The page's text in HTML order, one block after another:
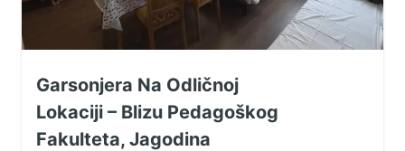
Garsonjera Na Odličnoj
Lokaciji – Blizu Pedagoškog
Fakulteta, Jagodina